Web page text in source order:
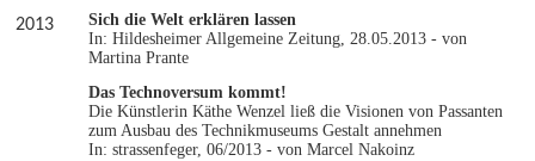
2013
Sich die Welt erklären lassen
In: Hildesheimer Allgemeine Zeitung, 28.05.2013 - von
Martina Prante
Das Technoversum kommt!
Die Künstlerin Käthe Wenzel ließ die Visionen von Passanten
zum Ausbau des Technikmuseums Gestalt annehmen
In: strassenfeger, 06/2013 - von Marcel Nakoinz